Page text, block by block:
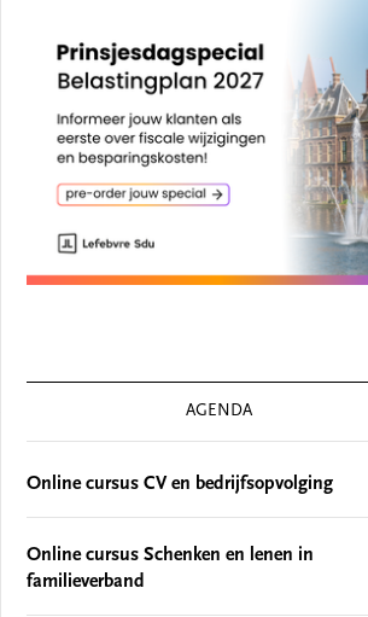
AGENDA
Online cursus CV en bedrijfsopvolging
Online cursus Schenken en lenen in
familieverband